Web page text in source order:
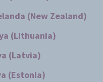
(New Zealand)
(Lithuania)
(Latvia)
(Estonia)